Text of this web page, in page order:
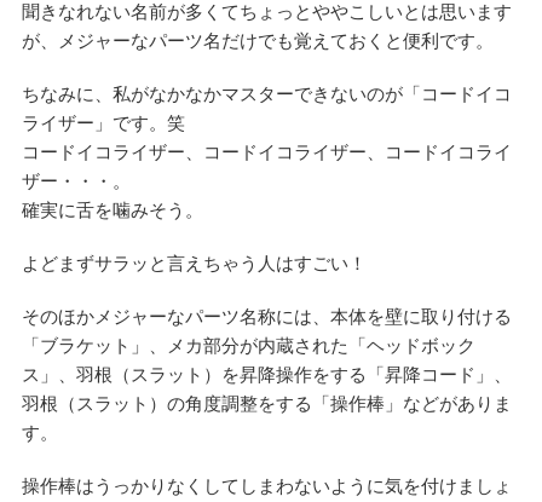
聞きなれない名前が多くてちょっとややこしいとは思います
が、メジャーなパーツ名だけでも覚えておくと便利です。
ちなみに、私がなかなかマスターできないのが「コードイコ
ライザー」です。笑
コードイコライザー、コードイコライザー、コードイコライ
ザー・・・。
確実に舌を噛みそう。
よどまずサラッと言えちゃう人はすごい！
そのほかメジャーなパーツ名称には、本体を壁に取り付ける
「ブラケット」、メカ部分が内蔵された「ヘッドボック
ス」、羽根（スラット）を昇降操作をする「昇降コード」、
羽根（スラット）の角度調整をする「操作棒」などがありま
す。
操作棒はうっかりなくしてしまわないように気を付けましょ